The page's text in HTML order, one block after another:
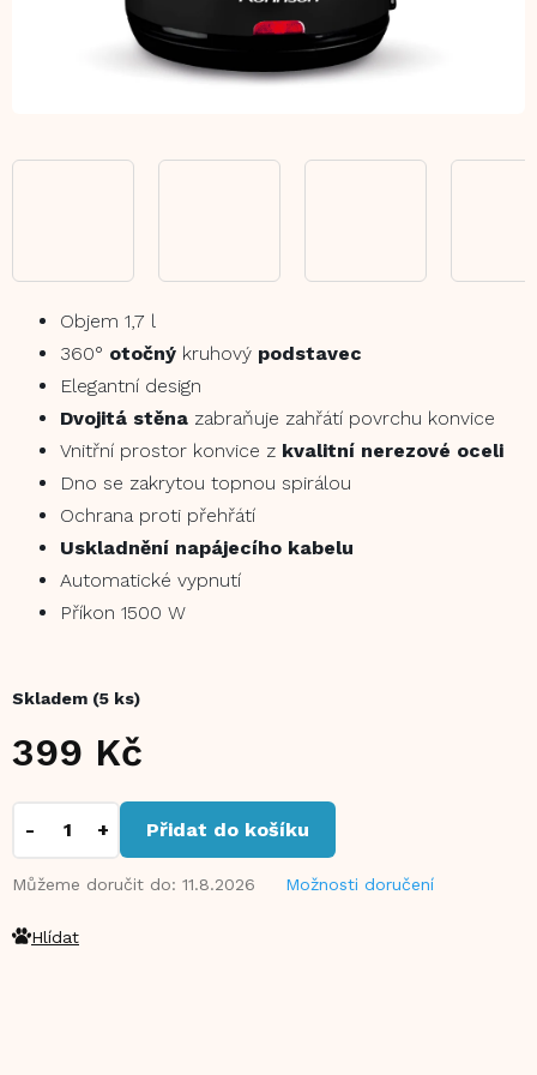
399 Kč
Skladem (5 ks)
Můžeme doručit do: 11.8.2026 Možnosti doručení
Přidat do košíku
Objem 1,7 l
360° otočný kruhový podstavec
Elegantní design
Dvojitá stěna zabraňuje zahřátí povrchu konvice
Vnitřní prostor konvice z kvalitní nerezové oceli
Dno se zakrytou topnou spirálou
Ochrana proti přehřátí
Uskladnění napájecího kabelu
Automatické vypnutí
Příkon 1500 W
Hlídat